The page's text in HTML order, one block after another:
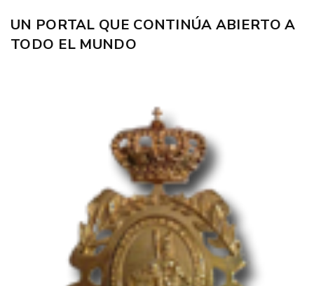
UN PORTAL QUE CONTINÚA ABIERTO A
TODO EL MUNDO